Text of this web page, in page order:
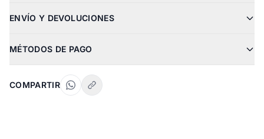
ENVÍO Y DEVOLUCIONES
MÉTODOS DE PAGO
COMPARTIR